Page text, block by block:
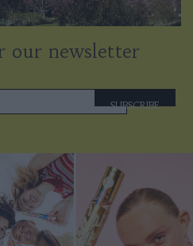
our newsletter
SUBSCRIBE